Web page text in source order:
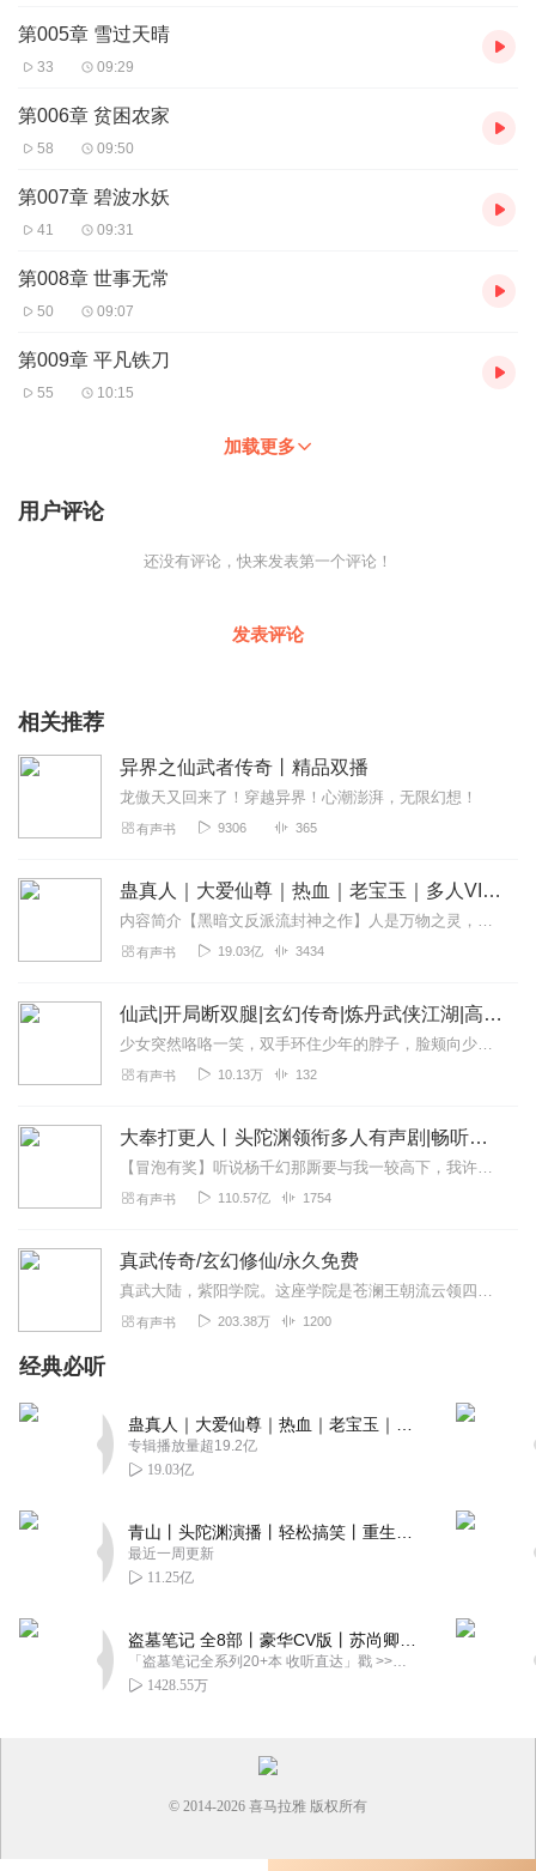
第005章 雪过天晴
33 09:29
第006章 贫困农家
58 09:50
第007章 碧波水妖
41 09:31
第008章 世事无常
50 09:07
第009章 平凡铁刀
55 10:15
加载更多
用户评论
还没有评论，快来发表第一个评论！
发表评论
相关推荐
异界之仙武者传奇丨精品双播
龙傲天又回来了！穿越异界！心潮澎湃，无限幻想！
有声书 9306 365
蛊真人｜大爱仙尊｜热血｜老宝玉｜多人VIP免费有声剧
内容简介【黑暗文反派流封神之作】人是万物之灵，蛊是天地真精。一个穿越者不断重生的故事。一个养蛊、炼蛊、用蛊的奇特世界。配音组（男角色）老宝玉旁白...
有声书 19.03亿 3434
仙武|开局断双腿|玄幻传奇|炼丹武侠江湖|高武爽文
少女突然咯咯一笑，双手环住少年的脖子，脸颊向少年慢慢靠近，一双红唇吻向少年的双唇，之前是救人心切，少年吻着少女的双唇并没有任何感觉，此时却突然心跳加速，身体不断...
有声书 10.13万 132
大奉打更人丨头陀渊领衔多人有声剧|畅听全集|王鹤棣、田曦薇主演影视剧原著|卖报小郎君
【冒泡有奖】听说杨千幻那厮要与我一较高下，我许七安要开始装叉了！快进入声音播放页戳下方输入框，冒个泡偷偷告诉我，我要用哪些诗词才能胜过他？说得好的，有赏！202...
有声书 110.57亿 1754
真武传奇/玄幻修仙/永久免费
真武大陆，紫阳学院。这座学院是苍澜王朝流云领四大学院之一，地位超然，其中学子，非富即贵。现在是盛夏时节，艳阳高照，学院门口，两道年轻的身影相...
有声书 203.38万 1200
经典必听
专辑播放量超19.2亿
19.03亿
最近一周更新
11.25亿
「盗墓笔记全系列20+本 收听直达」戳 >>改编自南派三叔同名作品，腾讯音乐娱乐集团出品，冠声文化制作，...
1428.55万
© 2014-2026 喜马拉雅 版权所有